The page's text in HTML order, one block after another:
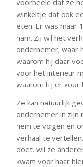
voorbeeld dat ze
winkeltje dat ook
eten. Er was maar
ham. Zij wil het
ondernemer; waar
waarom hij daar
voor het interieur
waarom hij er voor
Ze kan natuurlijk
ondernemer in zijn
hem te volgen en
verhaal te
doet, wil ze
kwam voor haar